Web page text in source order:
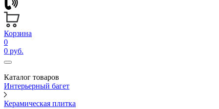
Корзина
0
0 руб.
Каталог товаров
Интерьерный багет
Керамическая плитка